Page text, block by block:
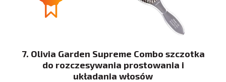
7. Olivia Garden Supreme Combo szczotka
do rozczesywania prostowania i
układania włosów